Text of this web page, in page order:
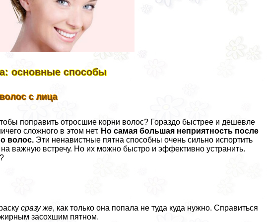
основные способы
с лица
поправить отросшие корни волос? Гораздо быстрее и дешевле
сложного в этом нет. Но самая большая неприятность после
волос. Эти ненавистные пятна способны очень сильно испортить
важную встречу. Но их можно быстро и эффективно устранить.
сразу же, как только она попала не туда куда нужно. Справиться
засохшим пятном.